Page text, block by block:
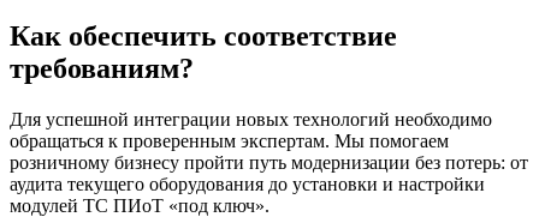
Как обеспечить соответствие
требованиям?
Для успешной интеграции новых технологий необходимо
обращаться к проверенным экспертам. Мы помогаем
розничному бизнесу пройти путь модернизации без потерь: от
аудита текущего оборудования до установки и настройки
модулей ТС ПИоТ «под ключ».